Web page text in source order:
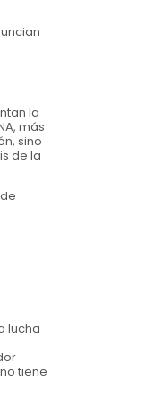
la
más
sino
de la
lucha
tiene